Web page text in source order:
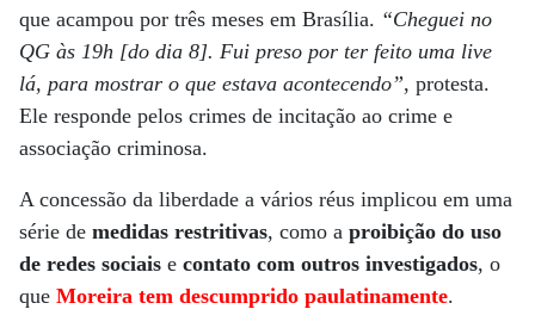
que acampou por três meses em Brasília. “Cheguei no
QG às 19h [do dia 8]. Fui preso por ter feito uma live
lá, para mostrar o que estava acontecendo”, protesta.
Ele responde pelos crimes de incitação ao crime e
associação criminosa.
A concessão da liberdade a vários réus implicou em uma
série de medidas restritivas, como a proibição do uso
de redes sociais e contato com outros investigados, o
que Moreira tem descumprido paulatinamente.